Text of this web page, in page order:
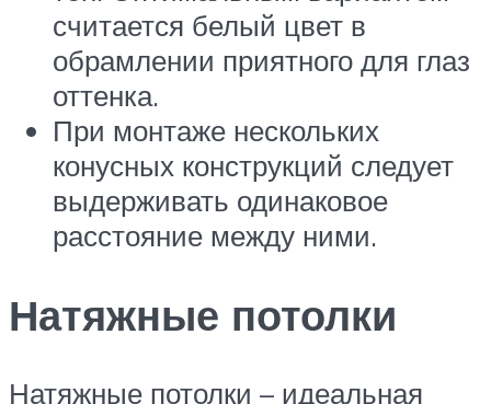
считается белый цвет в
обрамлении приятного для глаз
оттенка.
При монтаже нескольких
конусных конструкций следует
выдерживать одинаковое
расстояние между ними.
Натяжные потолки
Натяжные потолки – идеальная